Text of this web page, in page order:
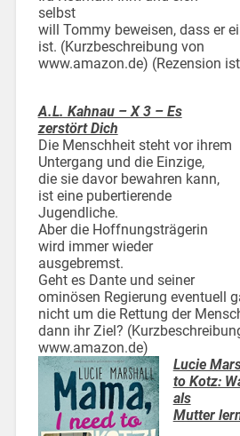
selbst
will Tommy beweisen, dass er
ist. (Kurzbeschreibung von
www.amazon.de) (Rezension
A.L. Kahnau – X 3 – Es
zerstört Dich
Die Menschheit steht vor ihrem
Untergang und die Einzige,
die sie davor bewahren kann,
ist eine pubertierende
Jugendliche.
Aber die Hoffnungsträgerin
wird immer wieder
ausgebremst.
Geht es Dante und seiner
ominösen Regierung eventuell
nicht um die Rettung der
dann ihr Ziel?
www.amazon.de)
Lucie
to Kotz:
als
Mutter